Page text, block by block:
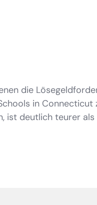
die
in Connecticut
ist deutlich teurer